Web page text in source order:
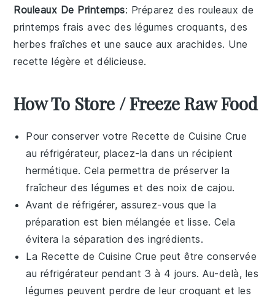
Rouleaux De Printemps: Préparez desrouleaux de
printemps frais avec des légumes croquants, des
herbes fraîches et une sauce aux arachides. Une
recette légère et délicieuse.
How To Store / Freeze Raw Food
Pour conserver votre Recette de Cuisine Crue
au réfrigérateur, placez-la dans un récipient
hermétique. Cela permettra de préserver la
fraîcheur deslégumes et des noix de cajou.
Avant de réfrigérer, assurez-vous que la
préparation est bien mélangée et lisse. Cela
évitera la séparation des ingrédients.
La Recette de Cuisine Crue peut être conservée
au réfrigérateur pendant 3 à 4 jours. Au-delà, les
légumes peuvent perdre de leur croquant et les